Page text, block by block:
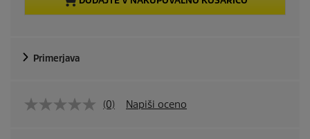
n
p
r
Primerjava
(0) Napiši oceno